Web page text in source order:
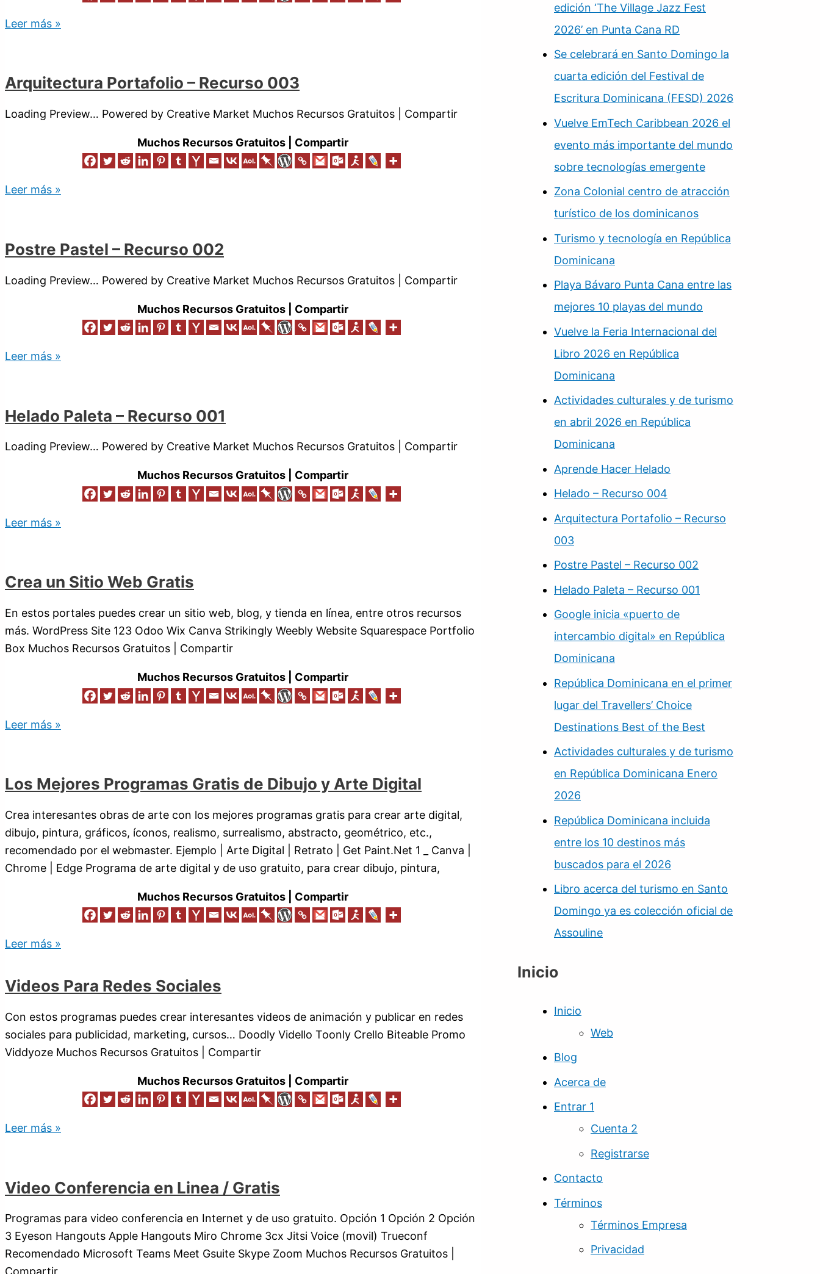
Leer más »
Arquitectura Portafolio – Recurso 003
Loading Preview… Powered by Creative Market Muchos Recursos Gratuitos | Compartir
Muchos Recursos Gratuitos | Compartir
Leer más »
Postre Pastel – Recurso 002
Loading Preview… Powered by Creative Market Muchos Recursos Gratuitos | Compartir
Muchos Recursos Gratuitos | Compartir
Leer más »
Helado Paleta – Recurso 001
Loading Preview… Powered by Creative Market Muchos Recursos Gratuitos | Compartir
Muchos Recursos Gratuitos | Compartir
Leer más »
Crea un Sitio Web Gratis
En estos portales puedes crear un sitio web, blog, y tienda en línea, entre otros recursos
más. WordPress Site 123 Odoo Wix Canva Strikingly Weebly Website Squarespace Portfolio
Box Muchos Recursos Gratuitos | Compartir
Muchos Recursos Gratuitos | Compartir
Leer más »
Los Mejores Programas Gratis de Dibujo y Arte Digital
Crea interesantes obras de arte con los mejores programas gratis para crear arte digital,
dibujo, pintura, gráficos, íconos, realismo, surrealismo, abstracto, geométrico, etc.,
recomendado por el webmaster. Ejemplo | Arte Digital | Retrato | Get Paint.Net 1 _ Canva |
Chrome | Edge Programa de arte digital y de uso gratuito, para crear dibujo, pintura,
Muchos Recursos Gratuitos | Compartir
Leer más »
Videos Para Redes Sociales
Con estos programas puedes crear interesantes videos de animación y publicar en redes
sociales para publicidad, marketing, cursos… Doodly Vidello Toonly Crello Biteable Promo
Viddyoze Muchos Recursos Gratuitos | Compartir
Muchos Recursos Gratuitos | Compartir
Leer más »
Video Conferencia en Linea / Gratis
Programas para video conferencia en Internet y de uso gratuito. Opción 1 Opción 2 Opción
3 Eyeson Hangouts Apple Hangouts Miro Chrome 3cx Jitsi Voice (movil) Trueconf
Recomendado Microsoft Teams Meet Gsuite Skype Zoom Muchos Recursos Gratuitos |
Compartir
edición ‘The Village Jazz Fest
2026’ en Punta Cana RD
Se celebrará en Santo Domingo la
cuarta edición del Festival de
Escritura Dominicana (FESD) 2026
Vuelve EmTech Caribbean 2026 el
evento más importante del mundo
sobre tecnologías emergente
Zona Colonial centro de atracción
turístico de los dominicanos
Turismo y tecnología en República
Dominicana
Playa Bávaro Punta Cana entre las
mejores 10 playas del mundo
Vuelve la Feria Internacional del
Libro 2026 en República
Dominicana
Actividades culturales y de turismo
en abril 2026 en República
Dominicana
Aprende Hacer Helado
Helado – Recurso 004
Arquitectura Portafolio – Recurso
003
Postre Pastel – Recurso 002
Helado Paleta – Recurso 001
Google inicia «puerto de
intercambio digital» en República
Dominicana
República Dominicana en el primer
lugar del Travellers’ Choice
Destinations Best of the Best
Actividades culturales y de turismo
en República Dominicana Enero
2026
República Dominicana incluida
entre los 10 destinos más
buscados para el 2026
Libro acerca del turismo en Santo
Domingo ya es colección oficial de
Assouline
Inicio
Inicio
Web
Blog
Acerca de
Entrar 1
Cuenta 2
Registrarse
Contacto
Términos
Términos Empresa
Privacidad